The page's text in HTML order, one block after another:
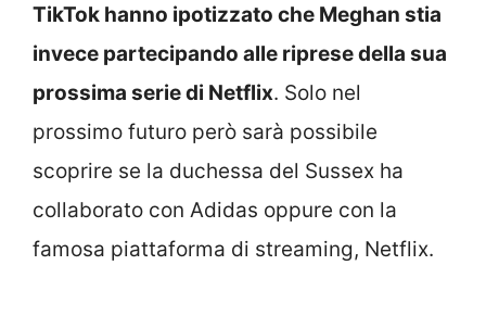
TikTok hanno ipotizzato che Meghan stia
invece partecipando alle riprese della sua
prossima serie di Netflix. Solo nel
prossimo futuro però sarà possibile
scoprire se la duchessa del Sussex ha
collaborato con Adidas oppure con la
famosa piattaforma di streaming, Netflix.